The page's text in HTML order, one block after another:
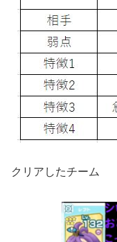
クリアしたチーム